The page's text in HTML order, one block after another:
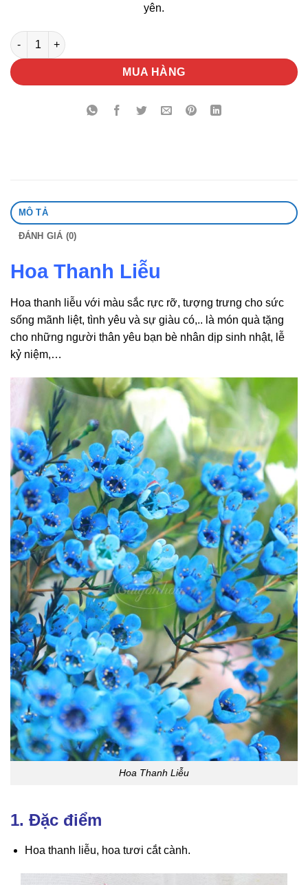
yên.
Hoa Thanh Liễu số lượng
MUA HÀNG
MÔ TẢ
ĐÁNH GIÁ (0)
Hoa Thanh Liễu
Hoa thanh liễu với màu sắc rực rỡ, tượng trưng cho sức
sống mãnh liệt, tình yêu và sự giàu có,.. là món quà tặng
cho những người thân yêu bạn bè nhân dịp sinh nhật, lễ
kỷ niệm,…
Hoa Thanh Liễu
1. Đặc điểm
Hoa thanh liễu, hoa tươi cắt cành.